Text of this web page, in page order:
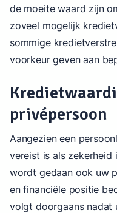
de moeite waard zijn
zoveel mogelijk
sommige
voorkeur geven aan
privépersoon
Aangezien een
vereist is als zekerheid
wordt gedaan ook uw
en financiële positie
volgt doorgaans nadat